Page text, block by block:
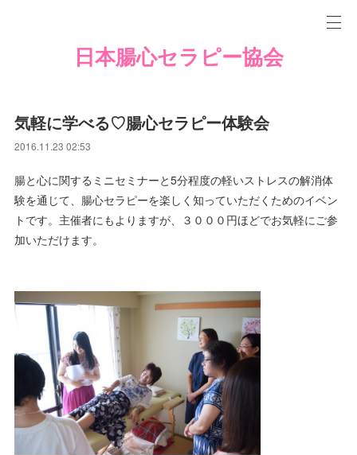
日本腸心セラピー協会
気軽に学べる♡腸心セラピー体験会
2016.11.23 02:53
腸と心に関するミニセミナーと5分程度の軽いストレスの解消体
験を通じて、腸心セラピーを楽しく知っていただくためのイベン
トです。主催者にもよりますが、３０００円ほどでお気軽にご参
加いただけます。